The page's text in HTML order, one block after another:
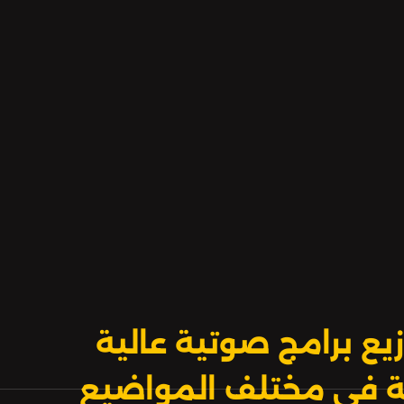
برامج صوتية عالية
في مختلف المواضيع